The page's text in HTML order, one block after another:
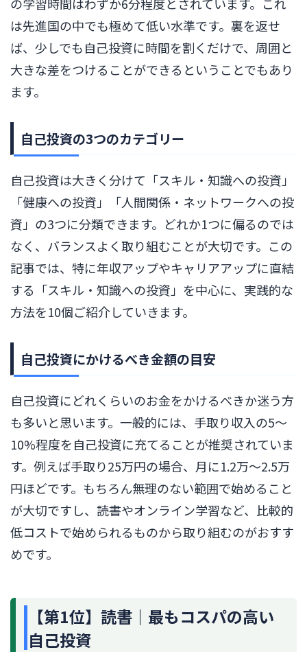
の学習時間はわずか6分程度とされています。これ
は先進国の中でも極めて低い水準です。裏を返せ
ば、少しでも自己投資に時間を割くだけで、周囲と
大きな差をつけることができるということでもあり
ます。
自己投資の3つのカテゴリー
自己投資は大きく分けて「スキル・知識への投資」
「健康への投資」「人間関係・ネットワークへの投
資」の3つに分類できます。どれか1つに偏るのでは
なく、バランスよく取り組むことが大切です。この
記事では、特に年収アップやキャリアアップに直結
する「スキル・知識への投資」を中心に、実践的な
方法を10個ご紹介していきます。
自己投資にかけるべき金額の目安
自己投資にどれくらいのお金をかけるべきか迷う方
も多いと思います。一般的には、手取り収入の5〜
10%程度を自己投資に充てることが推奨されていま
す。例えば手取り25万円の場合、月に1.2万〜2.5万
円ほどです。もちろん無理のない範囲で始めること
が大切ですし、読書やオンライン学習など、比較的
低コストで始められるものから取り組むのがおすす
めです。
【第1位】読書｜最もコスパの高い
自己投資